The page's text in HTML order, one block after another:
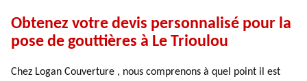
Obtenez votre devis personnalisé pour la
pose de gouttières à Le Trioulou
Chez Logan Couverture , nous comprenons à quel point il est